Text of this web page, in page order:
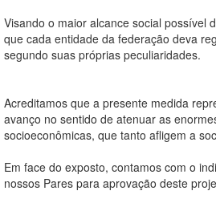
Visando o maior alcance social possível
que cada entidade da federação deva
segundo suas próprias peculiaridades.
Acreditamos que a presente medida
avanço no sentido de atenuar as
socioeconômicas, que tanto afligem a
Em face do exposto, contamos com o
nossos Pares para aprovação deste